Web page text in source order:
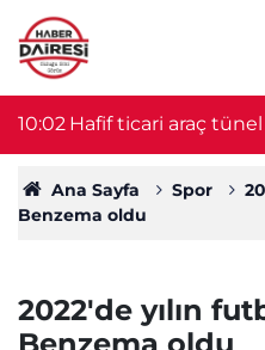
10:02 Hafif ticari araç tünel
yaralı
Ana Sayfa Spor
Benzema oldu
2022'de yılın